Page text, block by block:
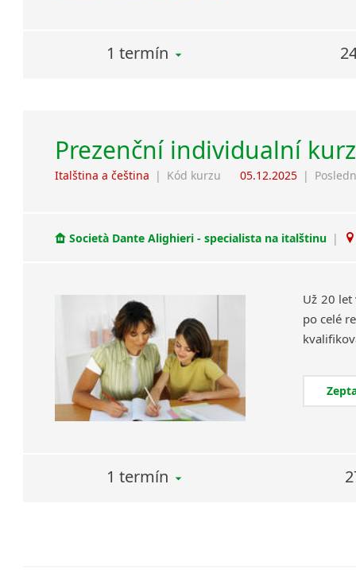
1 termín
Prezenční individualní
Italština a čeština | Kód kurzu 05.12.2025 |
Società Dante Alighieri - specialista na italštinu |
Už 20 let
po celé
1 termín